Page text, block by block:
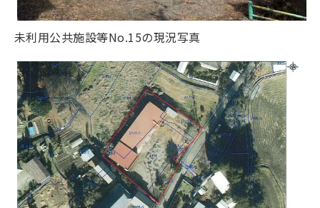
未利用公共施設等No.15の現況写真